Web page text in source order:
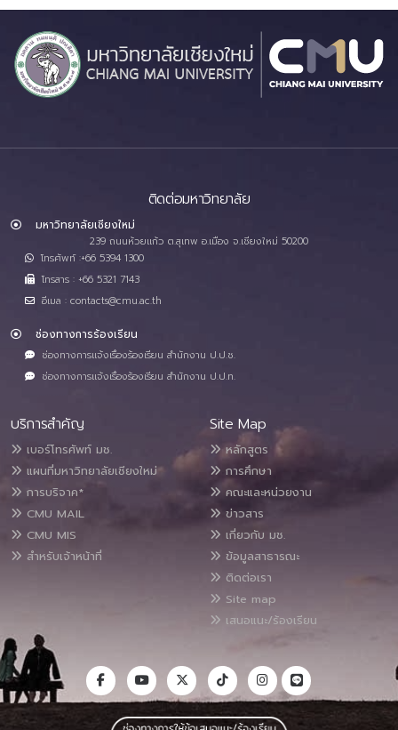
ติดต่อมหาวิทยาลัย
มหาวิทยาลัยเชียงใหม่
239 ถนนห้วยแก้ว ต.สุเทพ อ.เมือง จ.เชียงใหม่ 50200
โทรศัพท์ :+66 5394 1300
โทรสาร : +66 5321 7143
อีเมล : contacts@cmu.ac.th
ช่องทางการร้องเรียน
ช่องทางการแจ้งเรื่องร้องเรียน สำนักงาน ป.ป.ช.
ช่องทางการแจ้งเรื่องร้องเรียน สำนักงาน ป.ป.ท.
บริการสำคัญ
เบอร์โทรศัพท์ มช.
แผนที่มหาวิทยาลัยเชียงใหม่
การบริจาค*
CMU MAIL
CMU MIS
สำหรับเจ้าหน้าที่
Site Map
หลักสูตร
การศึกษา
คณะและหน่วยงาน
ข่าวสาร
เกี่ยวกับ มช.
ข้อมูลสาธารณะ
ติดต่อเรา
Site map
เสนอแนะ/ร้องเรียน